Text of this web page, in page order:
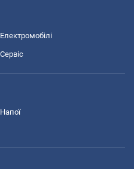
Електромобілі
Сервіс
Напої